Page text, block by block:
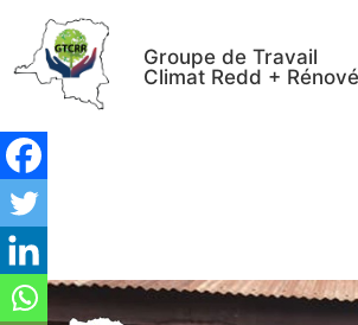
Groupe de Travail
Climat Redd + Rénové
Le GTCRR Sud-